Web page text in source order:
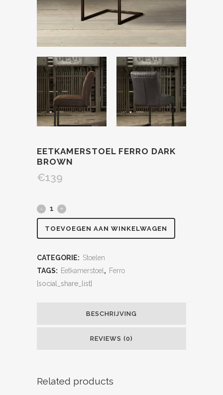
EETKAMERSTOEL FERRO DARK
BROWN
€139
TOEVOEGEN AAN WINKELWAGEN
CATEGORIE: Stoelen
TAGS: Eetkamerstoel , Ferro
[social_share_list]
BESCHRIJVING
REVIEWS (0)
Related products